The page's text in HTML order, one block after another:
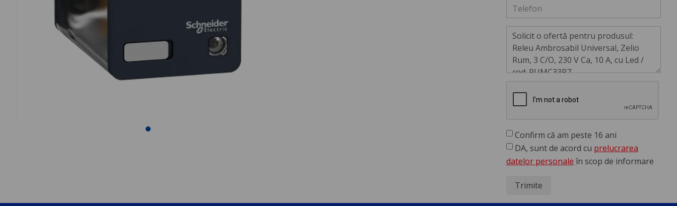
Confirm că am peste 16 ani
DA, sunt de acord cu prelucrarea
datelor personale în scop de informare
Trimite